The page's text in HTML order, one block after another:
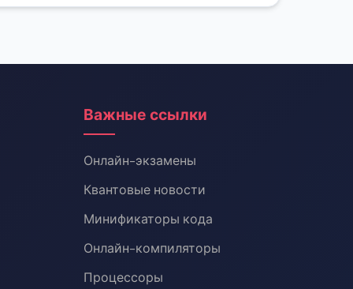
Важные ссылки
Онлайн-экзамены
Квантовые новости
Минификаторы кода
Онлайн-компиляторы
Процессоры